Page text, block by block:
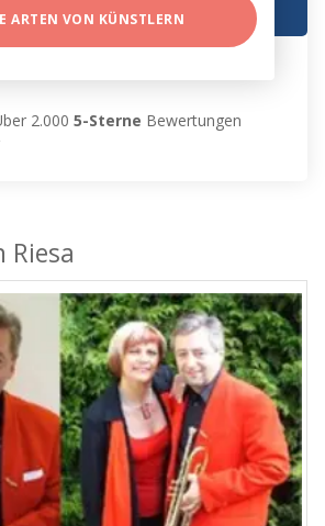
ARTEN VON KÜNSTLERN
2.0005-Sterne Bewertungen